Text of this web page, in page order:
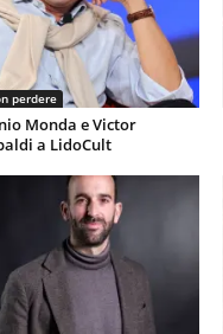
perdere
Monda e Victor
a LidoCult